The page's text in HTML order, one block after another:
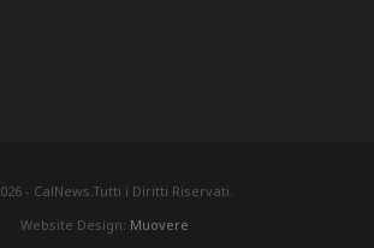
- CalNews.Tutti i Diritti Riservati.
Website Design: Muovere